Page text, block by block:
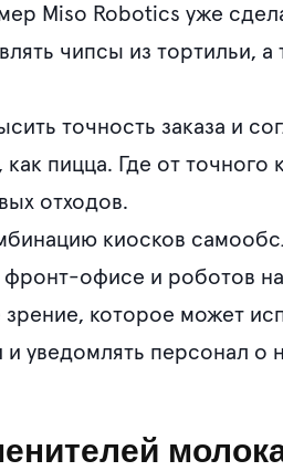
Miso Robotics уже
чипсы из тортильи,
точность заказа и
пицца. Где от точного
отходов.
киосков
фронт-офисе и роботов
которое может
уведомлять персонал о